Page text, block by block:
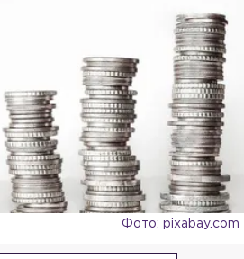
Фото: pixabay.com